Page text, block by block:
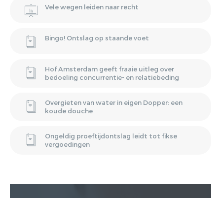
Vele wegen leiden naar recht
Bingo! Ontslag op staande voet
Hof Amsterdam geeft fraaie uitleg over
bedoeling concurrentie- en relatiebeding
Overgieten van water in eigen Dopper: een
koude douche
Ongeldig proeftijdontslag leidt tot fikse
vergoedingen